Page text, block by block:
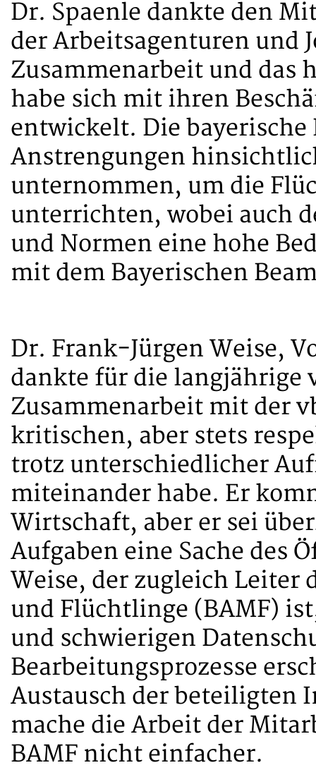
Dr. Spaenle dankte den
der Arbeitsagenturen und
Zusammenarbeit und das
habe sich mit ihren
entwickelt. Die bayerische
Anstrengungen
unternommen, um die
unterrichten, wobei auch
und Normen eine hohe
mit dem Bayerischen
Dr. Frank-Jürgen Weise,
dankte für die langjährige
Zusammenarbeit mit der
kritischen, aber stets
trotz unterschiedlicher
miteinander habe. Er
Wirtschaft, aber er sei
Aufgaben eine Sache des
Weise, der zugleich Leiter
und Flüchtlinge (BAMF)
und schwierigen
Bearbeitungsprozesse
Austausch der beteiligten
mache die Arbeit der
BAMF nicht einfacher.